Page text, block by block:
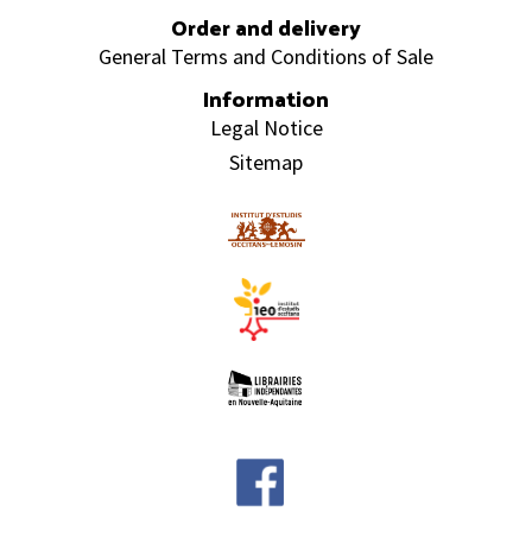
Order and delivery
General Terms and Conditions of Sale
Information
Legal Notice
Sitemap